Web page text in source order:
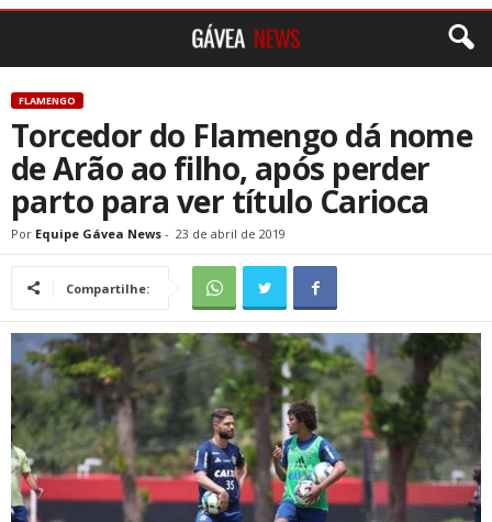
FLAMENGO
Torcedor do Flamengo dá nome
de Arão ao filho, após perder
parto para ver título Carioca
Por Equipe Gávea News - 23 de abril de 2019
Compartilhe: